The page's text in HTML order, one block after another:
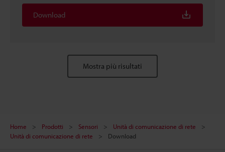
Download
Mostra più risultati
Home Prodotti Sensori
Unità di comunicazione di rete
Unità di comunicazione di rete
Download